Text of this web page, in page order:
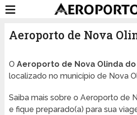
Aeroporto de Nova
O Aeroporto de Nova Olinda
localizado no município de Nova
Saiba mais sobre o Aeroporto de
e fique preparado(a) para sua